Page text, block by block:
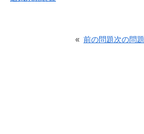
« 前の問題次の問題